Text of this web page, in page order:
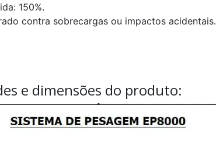
150%.
contra sobrecargas ou impactos acidentais.
e dimensões do produto: